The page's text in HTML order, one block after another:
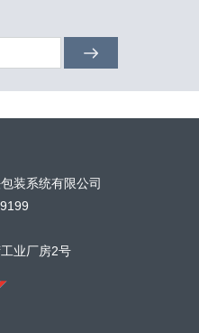
装系统有限公司
业厂房2号